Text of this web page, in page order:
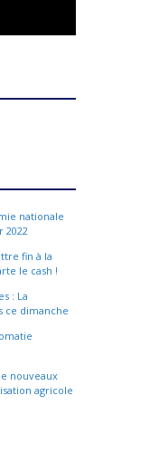
nationale
2022
fin à la
le cash !
: La
ce dimanche
nouveaux
agricole